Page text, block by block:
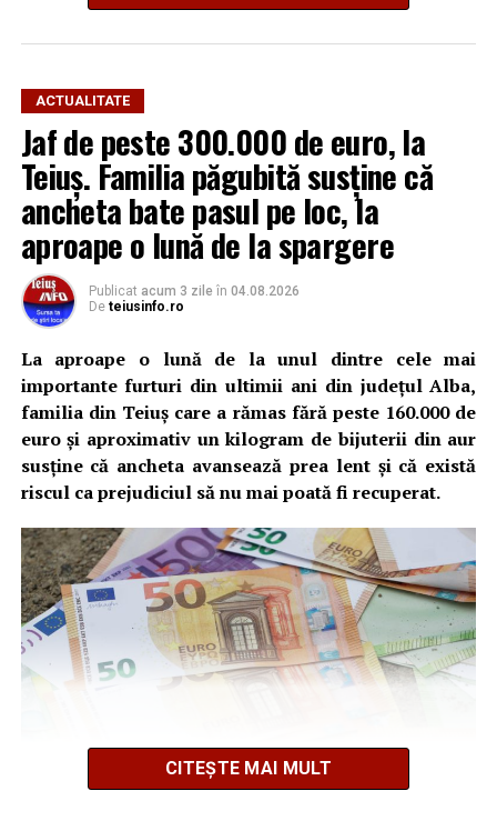
ACTUALITATE
Jaf de peste 300.000 de euro, la
Teiuș. Familia păgubită susține că
ancheta bate pasul pe loc, la
aproape o lună de la spargere
Publicat acum 3 zile în 04.08.2026
De teiusinfo.ro
La aproape o lună de la unul dintre cele mai
importante furturi din ultimii ani din județul Alba,
familia din Teiuș care a rămas fără peste 160.000 de
euro și aproximativ un kilogram de bijuterii din aur
susține că ancheta avansează prea lent și că există
riscul ca prejudiciul să nu mai poată fi recuperat.
CITEȘTE MAI MULT